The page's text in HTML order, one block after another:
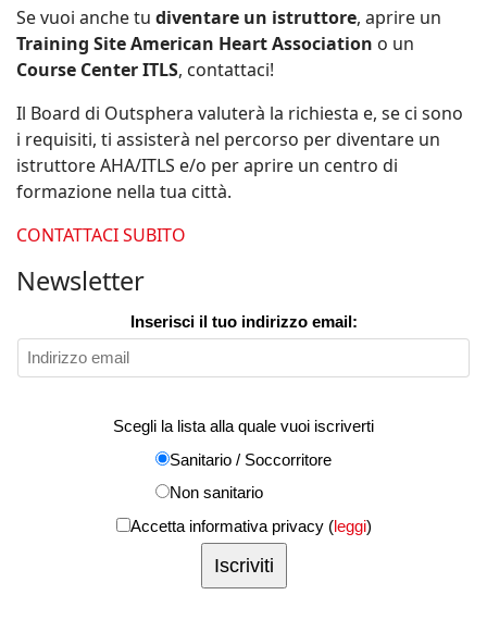
Se vuoi anche tu diventare un istruttore, aprire un
Training Site American Heart Association o un
Course Center ITLS, contattaci!
Il Board di Outsphera valuterà la richiesta e, se ci sono
i requisiti, ti assisterà nel percorso per diventare un
istruttore AHA/ITLS e/o per aprire un centro di
formazione nella tua città.
CONTATTACI SUBITO
Newsletter
Inserisci il tuo indirizzo email:
Scegli la lista alla quale vuoi iscriverti
Sanitario / Soccorritore
Non sanitario
Accetta informativa privacy (leggi)